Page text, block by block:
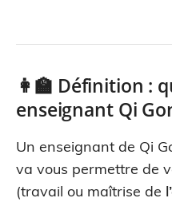
👩‍🏫 Définition :
enseignant Qi
Un enseignant de Qi
va vous permettre de
(travail ou maîtrise de